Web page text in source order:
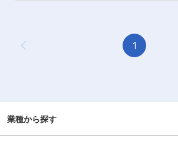
は少なく、既存顧客：新規顧客＝8：2の比率で安
定した営業活動を行います。 ■組織構成： 現
在、当社の保険業務チームは3人で構成されてお
ートできます。 ◎当ポジションの強み <専門性の
◆建設機械全般（油圧ショベル、ホイルローダー
等）産業機械全般（発電機、溶接機等）の販売、
レンタル推進 ◆ルート営業（3ヶ月のサービス研
基本からバックアップします。 ・在職中は社用車
（普通車）を貸与します。（業務、通勤、業務外
でも使用可。ETC・燃料カードも準備します。）
Previous Page
1
業種から探す